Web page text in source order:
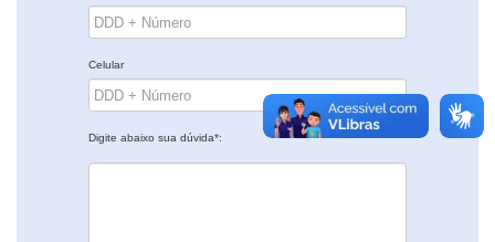
Celular
Digite abaixo sua dúvida*: